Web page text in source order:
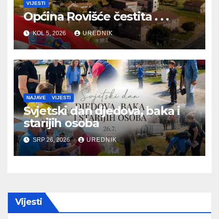
VIJESTI
Općina Rovišće čestita . . .
KOL 5, 2026 UREDNIK
NAJAVE VIJESTI
Svjetski dan djedova, baka i
starijih osoba
SRP 26, 2026 UREDNIK
Vijesti